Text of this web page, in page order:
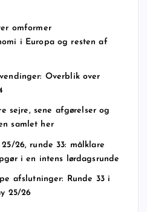
omformer
i Europa og resten af
Overblik over
sejre, sene afgørelser og
samlet her
26, runde 33: målklare
i en intens lørdagsrunde
afslutninger: Runde 33 i
25/26